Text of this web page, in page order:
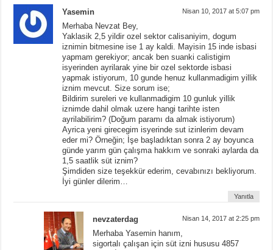
Yasemin Nisan 10, 2017 at 5:07 pm
Merhaba Nevzat Bey,
Yaklasik 2,5 yildir ozel sektor calisaniyim, dogum
iznimin bitmesine ise 1 ay kaldi. Mayisin 15 inde isbasi
yapmam gerekiyor; ancak ben suanki calistigim
isyerinden ayrilarak yine bir ozel sektorde isbasi
yapmak istiyorum, 10 gunde henuz kullanmadigim yillik
iznim mevcut. Size sorum ise;
Bildirim sureleri ve kullanmadigim 10 gunluk yillik
iznimde dahil olmak uzere hangi tarihte isten
ayrilabilirim? (Doğum paramı da almak istiyorum)
Ayrica yeni girecegim isyerinde sut izinlerim devam
eder mi? Örneğin; İşe başladıktan sonra 2 ay boyunca
günde yarım gün çalışma hakkım ve sonraki aylarda da
1,5 saatlik süt iznim?
Şimdiden size teşekkür ederim, cevabınızı bekliyorum.
İyi günler dilerim…
Yanıtla
nevzaterdag Nisan 14, 2017 at 2:25 pm
Merhaba Yasemin hanım,
sigortalı çalışan için süt izni hususu 4857